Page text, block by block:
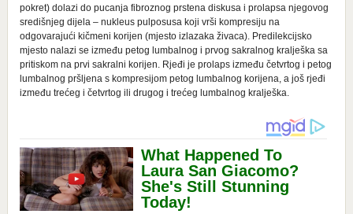
pokret) dolazi do pucanja fibroznog prstena diskusa i prolapsa njegovog
središnjeg dijela – nukleus pulposusa koji vrši kompresiju na
odgovarajući kičmeni korijen (mjesto izlazaka živaca). Predilekcijsko
mjesto nalazi se između petog lumbalnog i prvog sakralnog kralješka sa
pritiskom na prvi sakralni korijen. Rjeđi je prolaps između četvrtog i petog
lumbalnog pršljena s kompresijom petog lumbalnog korijena, a još rjeđi
između trećeg i četvrtog ili drugog i trećeg lumbalnog kralješka.